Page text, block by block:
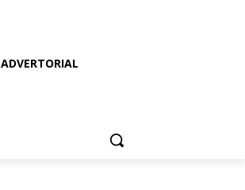
ADVERTORIAL